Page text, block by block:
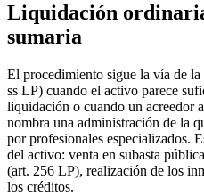
Liquidación
sumaria
El procedimiento sigue la vía de la
ss LP) cuando el activo parece
liquidación o cuando un acreedor
nombra una administración de la
por profesionales especializados.
del activo: venta en subasta
(art. 256 LP), realización de los
los créditos.